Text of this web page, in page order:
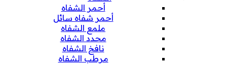
أحمر الشفاه
أحمر شفاه سائل
ملمع الشفاه
محدد الشفاه
نافخ الشفاه
مرطب الشفاه